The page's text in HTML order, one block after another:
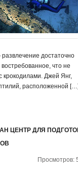
достаточно
что не
крокодилами. Джей Янг,
расположенной
ЦЕНТР ДЛЯ
Просмотров: